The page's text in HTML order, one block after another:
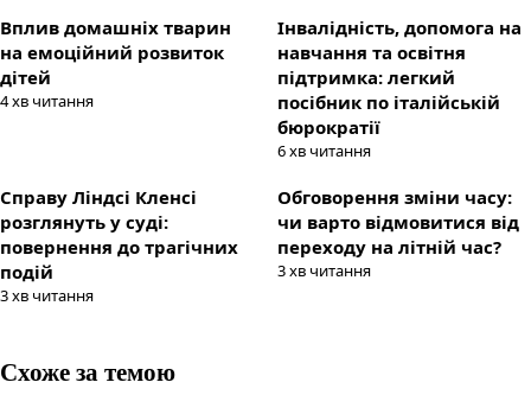
Вплив домашніх тварин
на емоційний розвиток
дітей
4хв читання
Інвалідність, допомога на
навчання та освітня
підтримка: легкий
посібник по італійській
бюрократії
6хв читання
Справу Ліндсі Кленсі
розглянуть у суді:
повернення до трагічних
подій
3хв читання
Обговорення зміни часу:
чи варто відмовитися від
переходу на літній час?
3хв читання
Схоже за темою